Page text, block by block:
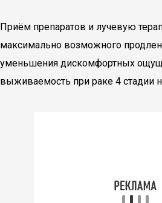
Приём препаратов и лучевую
максимально возможного
уменьшения дискомфортных
выживаемость при раке 4 стадии